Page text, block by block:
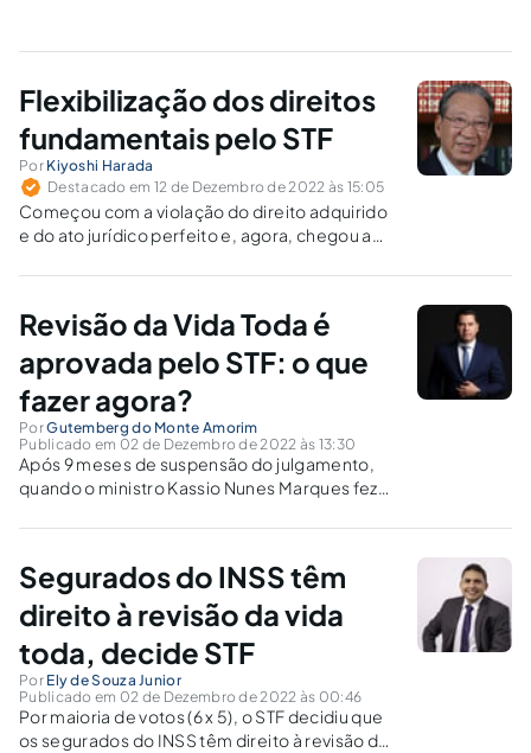
Flexibilização dos direitos
fundamentais pelo STF
Por Kiyoshi Harada
Destacado em 12 de Dezembro de 2022 às 15:05
Começou com a violação do direito adquirido
e do ato jurídico perfeito e, agora, chegou a
veremos.
Revisão da Vida Toda é
aprovada pelo STF: o que
fazer agora?
PorGutemberg do Monte Amorim
Publicado em 02 de Dezembro de 2022 às 13:30
Após 9 meses de suspensão do julgamento,
quando o ministro Kassio Nunes Marques fez
dezembro o Supremo Tribunal Federal formou
toda.Com seis votos a...
Segurados do INSS têm
direito à revisão da vida
toda, decide STF
Por Ely de Souza Junior
Publicado em 02 de Dezembro de 2022 às 00:46
Por maioria de votos (6 x 5), o STF decidiu que
os segurados do INSS têm direito à revisão da